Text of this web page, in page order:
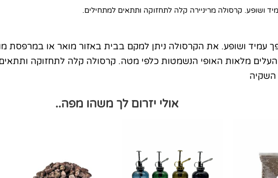
ושופע. קרסולה מריניירה קלה לתחזוקה ותתאים למתחילים.
עמיד ושופע. את הקרסולה ניתן למקם בבית באזור מואר או במרפסת
מלאות האופי הנשמטות כלפי מטה. קרסולה קלה לתחזוקה
השקיה
אולי יזרום לך משהו מפה..
מספר
סוגים.